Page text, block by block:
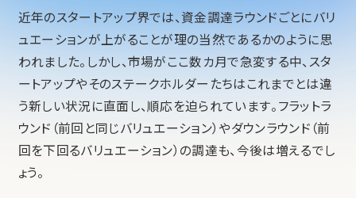
近年のスタートアップ界では、資金調達ラウンドごとにバリ
ュエーションが上がることが理の当然であるかのように思
われました。しかし、市場がここ数カ月で急変する中、スタ
ートアップやそのステークホルダーたちはこれまでとは違
う新しい状況に直面し、順応を迫られています。フラットラ
ウンド（前回と同じバリュエーション）やダウンラウンド（前
回を下回るバリュエーション）の調達も、今後は増えるでし
ょう。